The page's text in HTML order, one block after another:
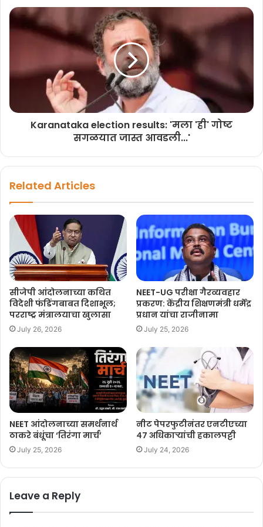
3) निपाणी – शशिकला जोल्ले BJP
4) गोकाक – रमेश जारकीहोळी-BJP
5) आरभावी – भालचंद्र जारकिहोळी – BJP
6) हुक्केरी – निखिल कित्ती BJP
7) अथणी – लक्ष्मण सौदी – CONG (भाजप बंडखोर)
8) कागवड – भरमगौडा कागे- CONG
9) कित्तुर -बाबासाहेब पाटील CONG
10 ) बैलहोनगल – महानतेश कौझलगे CONG
11) कुडची – महेंद्र तमन्नावर- CONG
12) सौदत्ती – विश्वास वैद्य- CONG
13) रामदुर्ग – अशोक पट्टण-CONG
14) यमकनगर्डी -सतीश जारहीहोळी CONG
15) चिकोडी – गणेश हुक्केरी CONG
16) बेळगाव ग्रामीण – लक्ष्मी हेब्बाळकर – CONG
17) उत्तर – राजू शेठ – CONG
18) रायबाग – दुर्योधन ऐवळे BJP
दुसरीकडे, अत्यंत प्रतिकुल परिस्थितीत कर्नाटक पिंजून काढलेल्या काँग्रेसला
Karanataka election results: 'मला 'ही' गोष्ट
सगळयात जास्त आवडली...'
Related Articles
सीजेपी आंदोलनाच्या कथित
विदेशी फंडिंगबाबत दिशाभूल;
परराष्ट्र मंत्रालयाचा खुलासा
July 26, 2026
NEET-UG परीक्षा गैरव्यवहार
प्रकरण: केंद्रीय शिक्षणमंत्री धर्मेंद्र
प्रधान यांचा राजीनामा
July 25, 2026
NEET आंदोलनाच्या समर्थनार्थ
ठाकरे बंधूंचा ‘तिरंगा मार्च’
July 25, 2026
नीट पेपरफुटीनंतर एनटीएच्या
४७ अधिकाऱ्यांची हकालपट्टी
July 24, 2026
Leave a Reply